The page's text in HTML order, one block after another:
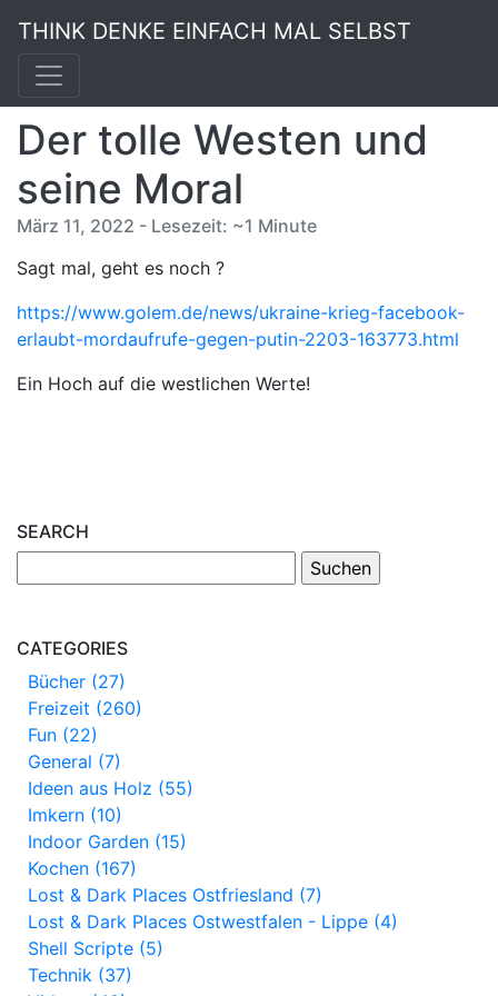
THINK DENKE EINFACH MAL SELBST
Der tolle Westen und
seine Moral
März 11, 2022 - Lesezeit: ~1 Minute
Sagt mal, geht es noch ?
https://www.golem.de/news/ukraine-krieg-facebook-
erlaubt-mordaufrufe-gegen-putin-2203-163773.html
Ein Hoch auf die westlichen Werte!
SEARCH
CATEGORIES
Bücher (27)
Freizeit (260)
Fun (22)
General (7)
Ideen aus Holz (55)
Imkern (10)
Indoor Garden (15)
Kochen (167)
Lost & Dark Places Ostfriesland (7)
Lost & Dark Places Ostwestfalen - Lippe (4)
Shell Scripte (5)
Technik (37)